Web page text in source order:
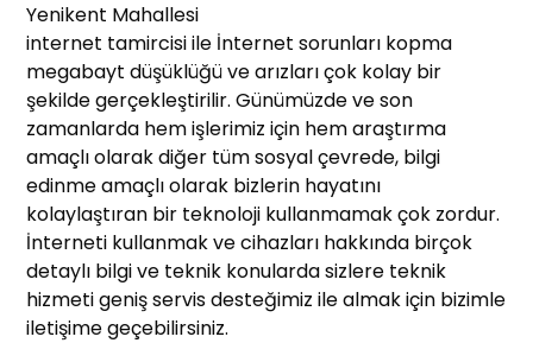
Yenikent Mahallesi
internet tamircisi ile İnternet sorunları kopma
megabayt düşüklüğü ve arızları çok kolay bir
şekilde gerçekleştirilir. Günümüzde ve son
zamanlarda hem işlerimiz için hem araştırma
amaçlı olarak diğer tüm sosyal çevrede, bilgi
edinme amaçlı olarak bizlerin hayatını
kolaylaştıran bir teknoloji kullanmamak çok zordur.
İnterneti kullanmak ve cihazları hakkında birçok
detaylı bilgi ve teknik konularda sizlere teknik
hizmeti geniş servis desteğimiz ile almak için bizimle
iletişime geçebilirsiniz.